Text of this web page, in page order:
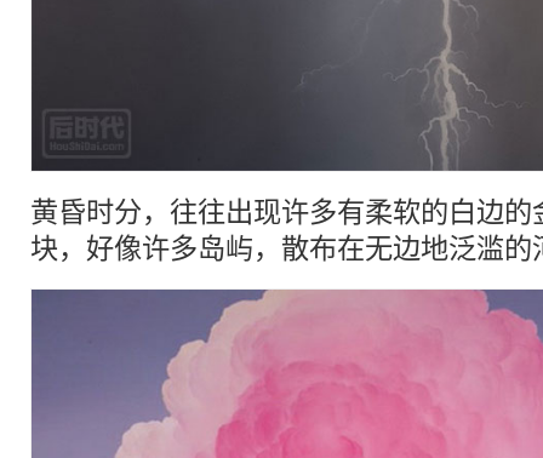
黄昏时分，往往出现许多有柔软的白边
块，好像许多岛屿，散布在无边地泛滥的